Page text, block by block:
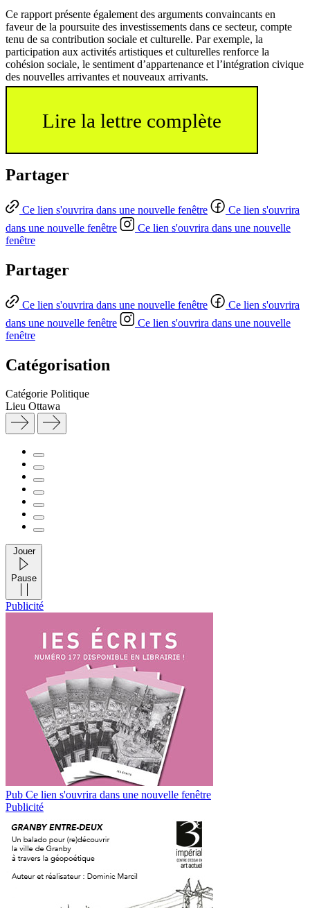
Ce rapport présente également des arguments convaincants en
faveur de la poursuite des investissements dans ce secteur, compte
tenu de sa contribution sociale et culturelle. Par exemple, la
participation aux activités artistiques et culturelles renforce la
cohésion sociale, le sentiment d’appartenance et l’intégration civique
des nouvelles arrivantes et nouveaux arrivants.
Lire la lettre complète
Partager
Ce lien s'ouvrira dans une nouvelle fenêtre
Ce lien s'ouvrira
dans une nouvelle fenêtre
Ce lien s'ouvrira dans une nouvelle
fenêtre
Partager
Ce lien s'ouvrira dans une nouvelle fenêtre
Ce lien s'ouvrira
dans une nouvelle fenêtre
Ce lien s'ouvrira dans une nouvelle
fenêtre
Catégorisation
Catégorie Politique
Lieu Ottawa
Jouer
Pause
Publicité
Pub Ce lien s'ouvrira dans une nouvelle fenêtre
Publicité